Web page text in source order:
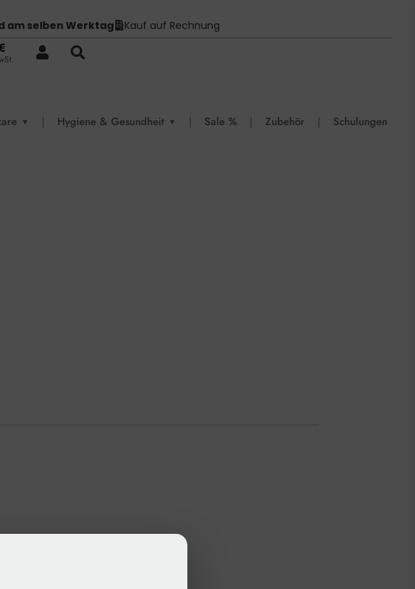
am selben Werktag Kauf auf Rechnung
▼ | Hygiene & Gesundheit ▼ | Sale % | Zubehör | Schulungen